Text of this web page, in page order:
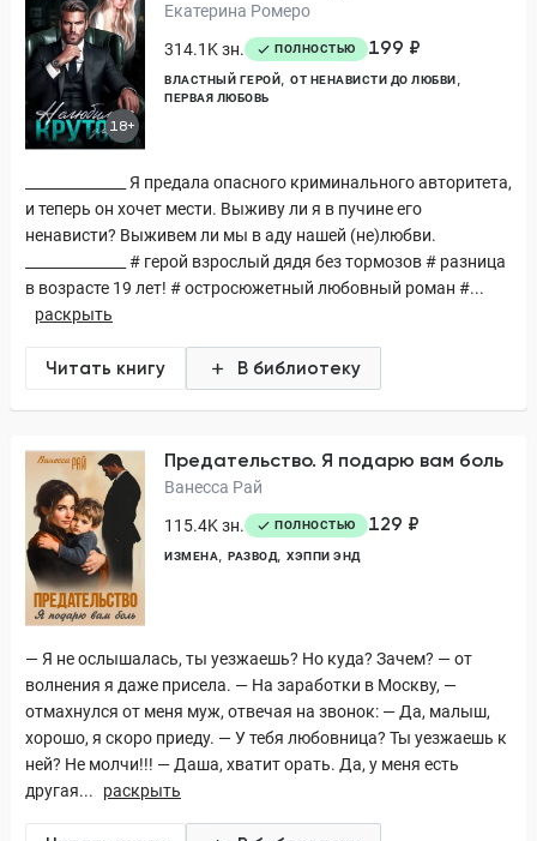
18+
Екатерина Ромеро
314.1K зн.
ПОЛНОСТЬЮ 199 ₽
ВЛАСТНЫЙ ГЕРОЙ
ОТ НЕНАВИСТИ ДО ЛЮБВИ
ПЕРВАЯ ЛЮБОВЬ
______________ Я предала опасного криминального авторитета,
и теперь он хочет мести. Выживу ли я в пучине его
ненависти? Выживем ли мы в аду нашей (не)любви.
______________ # герой взрослый дядя без тормозов # разница
в возрасте 19 лет! # остросюжетный любовный роман #...
раскрыть
Читать книгу В библиотеку
Предательство. Я подарю вам боль
Ванесса Рай
115.4K зн.
ПОЛНОСТЬЮ 129 ₽
ИЗМЕНА РАЗВОД ХЭППИ ЭНД
— Я не ослышалась, ты уезжаешь? Но куда? Зачем? — от
волнения я даже присела. — На заработки в Москву, —
отмахнулся от меня муж, отвечая на звонок: — Да, малыш,
хорошо, я скоро приеду. — У тебя любовница? Ты уезжаешь к
ней? Не молчи!!! — Даша, хватит орать. Да, у меня есть
другая...
раскрыть